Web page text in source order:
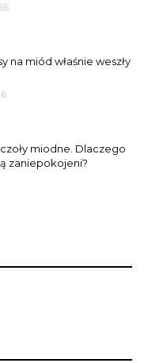
na miód właśnie weszły
miodne. Dlaczego
zaniepokojeni?